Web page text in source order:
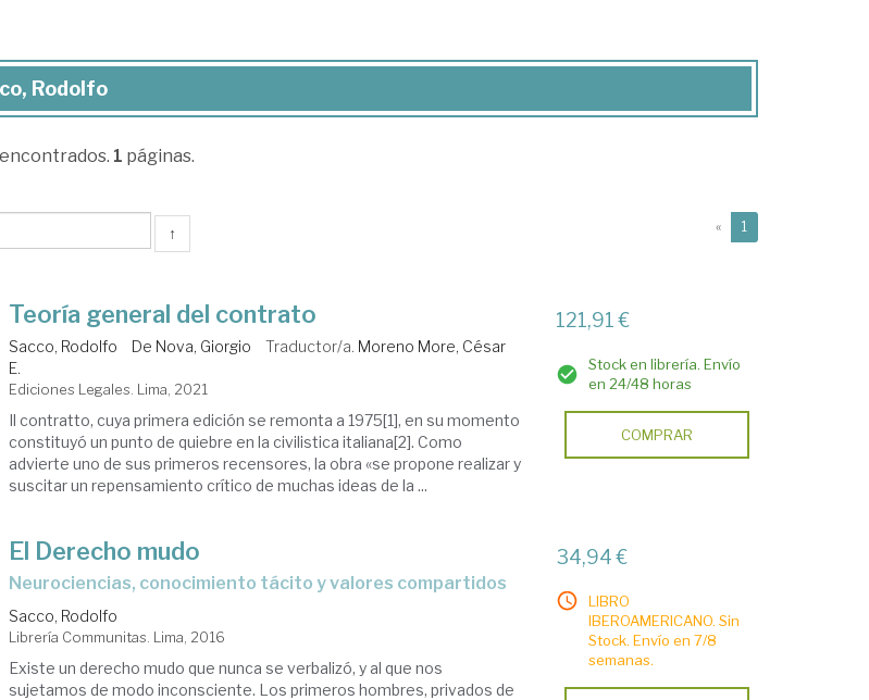
Rodolfo
1 páginas.
↑ « 1
Teoría general del contrato
Sacco, Rodolfo De Nova, Giorgio Traductor/a. Moreno More, César
E.
Ediciones Legales. Lima, 2021
Il contratto, cuya primera edición se remonta a 1975[1], en su momento
constituyó un punto de quiebre en la civilistica italiana[2]. Como
advierte uno de sus primeros recensores, la obra «se propone realizar y
suscitar un repensamiento crítico de muchas ideas de la ...
121,91 €
Stock en librería. Envío
en 24/48 horas
COMPRAR
El Derecho mudo
neurociencias, conocimiento tácito y valores compartidos
Sacco, Rodolfo
Librería Communitas. Lima, 2016
Existe un derecho mudo que nunca se verbalizó, y al que nos
sujetamos de modo inconsciente. Los primeros hombres, privados de
34,94 €
LIBRO
IBEROAMERICANO. Sin
Stock. Envío en 7/8
semanas.